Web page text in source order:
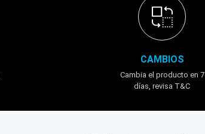
CAMBIOS
Cambia el producto en 7
días, revisa T&C